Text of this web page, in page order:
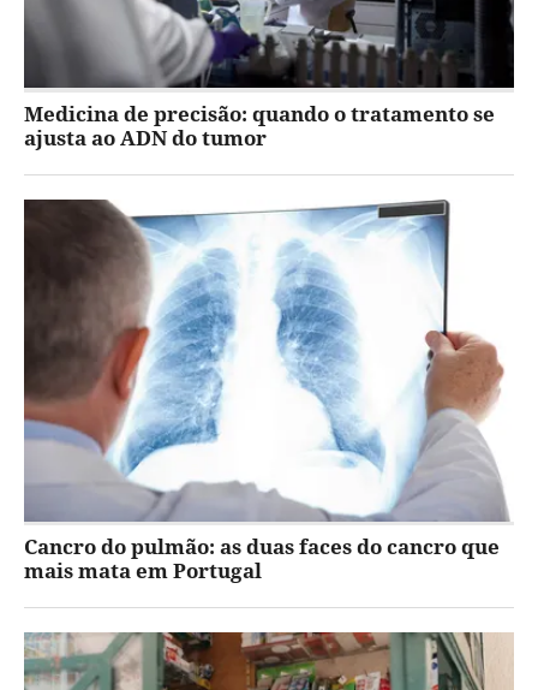
Medicina de precisão: quando o tratamento se
ajusta ao ADN do tumor
Cancro do pulmão: as duas faces do cancro que
mais mata em Portugal